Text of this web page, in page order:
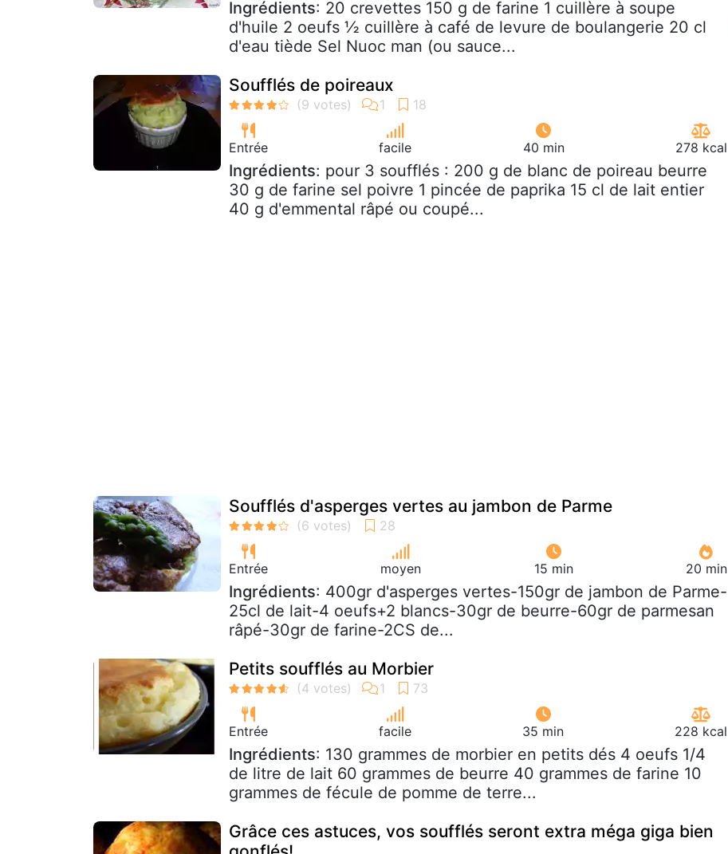
Ingrédients: 20 crevettes 150 g de farine 1 cuillère à soupe
d'huile 2 oeufs ½ cuillère à café de levure de boulangerie 20 cl
d'eau tiède Sel Nuoc man (ou sauce...
Soufflés de poireaux
Entrée facile 40 min 278 kcal
Ingrédients: pour 3 soufflés : 200 g de blanc de poireau beurre
30 g de farine sel poivre 1 pincée de paprika 15 cl de lait entier
40 g d'emmental râpé ou coupé...
Soufflés d'asperges vertes au jambon de Parme
Entrée moyen 15 min 20 min
Ingrédients: 400gr d'asperges vertes-150gr de jambon de Parme-
25cl de lait-4 oeufs+2 blancs-30gr de beurre-60gr de parmesan
râpé-30gr de farine-2CS de...
Petits soufflés au Morbier
Entrée facile 35 min 228 kcal
Ingrédients: 130 grammes de morbier en petits dés 4 oeufs 1/4
de litre de lait 60 grammes de beurre 40 grammes de farine 10
grammes de fécule de pomme de terre...
Grâce ces astuces, vos soufflés seront extra méga giga bien